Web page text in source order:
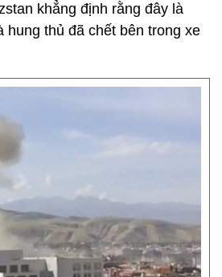
khẳng định rằng đây là
hung thủ đã chết bên trong xe